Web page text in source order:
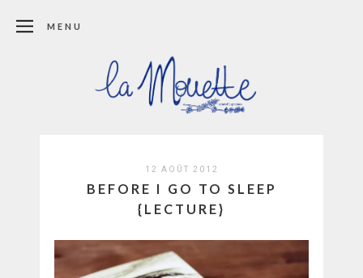
MENU
12 AOÛT 2012
BEFORE I GO TO SLEEP
{LECTURE}